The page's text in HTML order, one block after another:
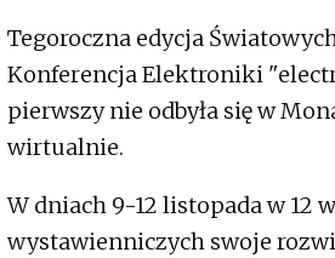
Tegoroczna edycja
Konferencja Elektroniki
pierwszy nie odbyła się w
wirtualnie.
W dniach 9-12 listopada w 12
wystawienniczych swoje